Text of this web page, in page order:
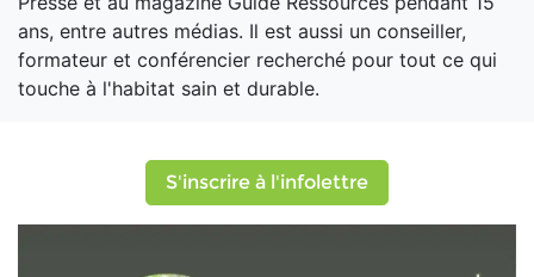
ans, entre autres médias. Il est aussi un conseiller,
formateur et conférencier recherché pour tout ce qui
touche à l'habitat sain et durable.
S'inscrire à l'infolettre